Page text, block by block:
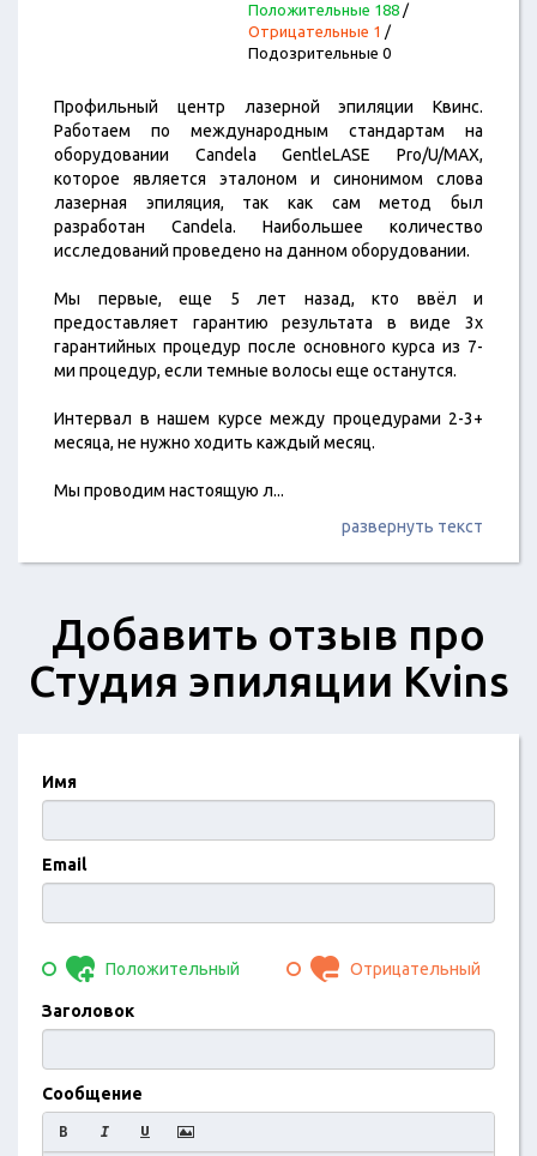
Положительные 188/
Отрицательные 1 /
Подозрительные 0
Профильный центр лазерной эпиляции Квинс.
Работаем по международным стандартам на
оборудовании Candela GentleLASE Pro/U/MAX,
которое является эталоном и синонимом слова
лазерная эпиляция, так как сам метод был
разработан Candela. Наибольшее количество
исследований проведено на данном оборудовании.
Мы первые, еще 5 лет назад, кто ввёл и
предоставляет гарантию результата в виде 3х
гарантийных процедур после основного курса из 7-
ми процедур, если темные волосы еще останутся.
Интервал в нашем курсе между процедурами 2-3+
месяца, не нужно ходить каждый месяц.
Мы проводим настоящую л...
развернуть текст
Добавить отзыв про
Студия эпиляции Kvins
Имя
Email
Положительный Отрицательный
Заголовок
Сообщение